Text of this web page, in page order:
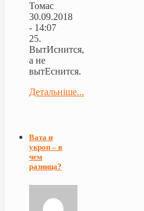
Томас
30.09.2018
- 14:07
25.
ВытИснится,
а не
вытЕснится.
Детальніше...
Вата и
укроп – в
чем
разница?